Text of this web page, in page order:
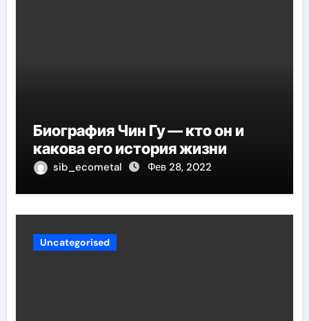
Биография Чин Гу — кто он и
какова его история жизни
sib_ecometal Фев 28, 2022
Uncategorised